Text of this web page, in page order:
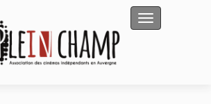
Afficher/